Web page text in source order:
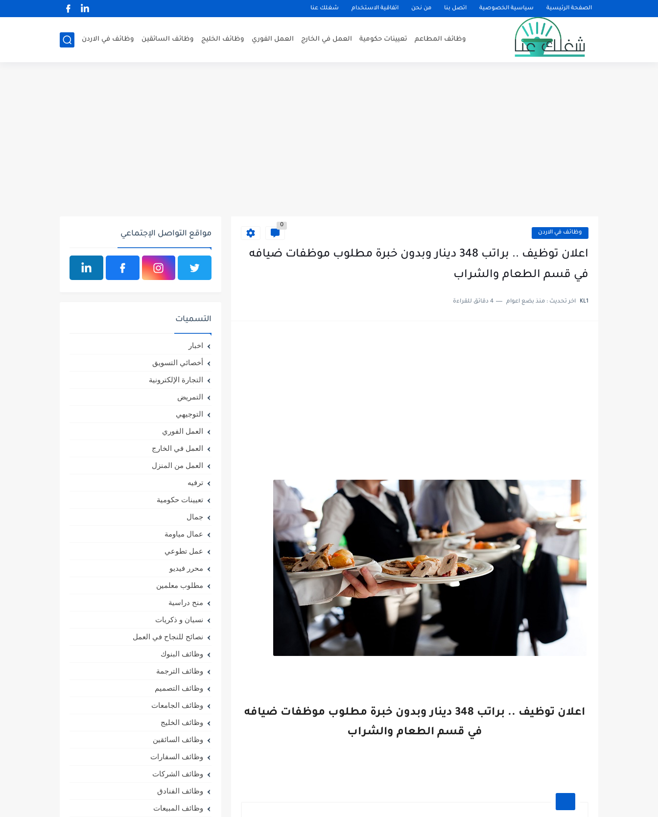
الصفحة الرئيسية سياسية الخصوصية اتصل بنا من نحن اتفاقية الاستخدام شغلك عنا
وظائف المطاعم تعيينات حكومية العمل في الخارج العمل الفوري وظائف الخليج وظائف السائقين وظائف في الاردن
وظائف في الاردن
0
اعلان توظيف .. براتب 348 دينار وبدون خبرة مطلوب موظفات ضيافه
في قسم الطعام والشراب
KL1 اخر تحديث : منذ بضع اعوام 4 دقائق للقراءة
اعلان توظيف .. براتب 348 دينار وبدون خبرة مطلوب موظفات ضيافه
في قسم الطعام والشراب
مواقع التواصل الإجتماعي
التسميات
اخبار
أخصائي التسويق
التجارة الإلكترونية
التمريض
التوجيهي
العمل الفوري
العمل في الخارج
العمل من المنزل
ترفيه
تعيينات حكومية
جمال
عمال مياومة
عمل تطوعي
محرر فيديو
مطلوب معلمين
منح دراسية
نسيان و ذكريات
نصائح للنجاح في العمل
وظائف البنوك
وظائف الترجمة
وظائف التصميم
وظائف الجامعات
وظائف الخليج
وظائف السائقين
وظائف السفارات
وظائف الشركات
وظائف الفنادق
وظائف المبيعات